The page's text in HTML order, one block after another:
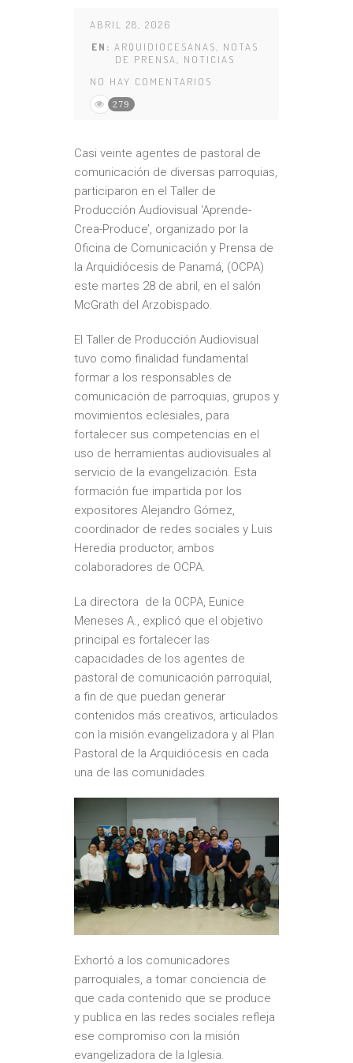
ABRIL 28, 2026
EN: ARQUIDIOCESANAS, NOTAS
DE PRENSA, NOTICIAS
NO HAY COMENTARIOS
279
Casi veinte agentes de pastoral de
comunicación de diversas parroquias,
participaron en el Taller de
Producción Audiovisual ‘Aprende-
Crea-Produce’, organizado por la
Oficina de Comunicación y Prensa de
la Arquidiócesis de Panamá, (OCPA)
este martes 28 de abril, en el salón
McGrath del Arzobispado.
El Taller de Producción Audiovisual
tuvo como finalidad fundamental
formar a los responsables de
comunicación de parroquias, grupos y
movimientos eclesiales, para
fortalecer sus competencias en el
uso de herramientas audiovisuales al
servicio de la evangelización. Esta
formación fue impartida por los
expositores Alejandro Gómez,
coordinador de redes sociales y Luis
Heredia productor, ambos
colaboradores de OCPA.
La directora de la OCPA, Eunice
Meneses A., explicó que el objetivo
principal es fortalecer las
capacidades de los agentes de
pastoral de comunicación parroquial,
a fin de que puedan generar
contenidos más creativos, articulados
con la misión evangelizadora y al Plan
Pastoral de la Arquidiócesis en cada
una de las comunidades.
Exhortó a los comunicadores
parroquiales, a tomar conciencia de
que cada contenido que se produce
y publica en las redes sociales refleja
ese compromiso con la misión
evangelizadora de la Iglesia.